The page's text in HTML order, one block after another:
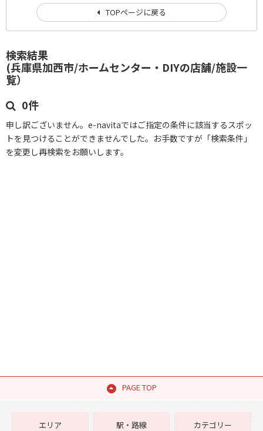
検索結果
(兵庫県加西市/ホームセンター・DIYの店舗/施設一
覧）
0件
申し訳ございません。e-navitaではご指定の条件に該当するスポッ
トを見つけることができませんでした。お手数ですが「検索条件」
を変更し再検索をお願いします。
TOPページに戻る
PAGE TOP
エリア
駅・路線
カテゴリー